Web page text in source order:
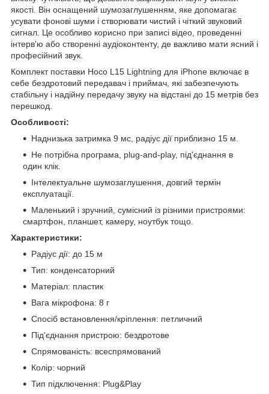
якості. Він оснащений шумозаглушенням, яке допомагає
усувати фонові шуми і створювати чистий і чіткий звуковий
сигнал. Це особливо корисно при записі відео, проведенні
інтерв'ю або створенні аудіоконтенту, де важливо мати ясний і
професійний звук.
Комплект поставки Hoco L15 Lightning для iPhone включає в
себе бездротовий передавач і приймач, які забезпечують
стабільну і надійну передачу звуку на відстані до 15 метрів без
перешкод.
Особливості:
Наднизька затримка 9 мс, радіус дії приблизно 15 м.
Не потрібна програма, plug-and-play, під'єднання в
один клік.
Інтелектуальне шумозаглушення, довгий термін
експлуатації.
Маленький і зручний, сумісний із різними пристроями:
смартфон, планшет, камеру, ноутбук тощо.
Характеристики:
Радіус дії: до 15 м
Тип: конденсаторний
Матеріал: пластик
Вага мікрофона: 8 г
Спосіб встановлення/кріплення: петличний
Під'єднання пристрою: бездротове
Спрямованість: всеспрямований
Колір: чорний
Тип підключення: Plug&Play